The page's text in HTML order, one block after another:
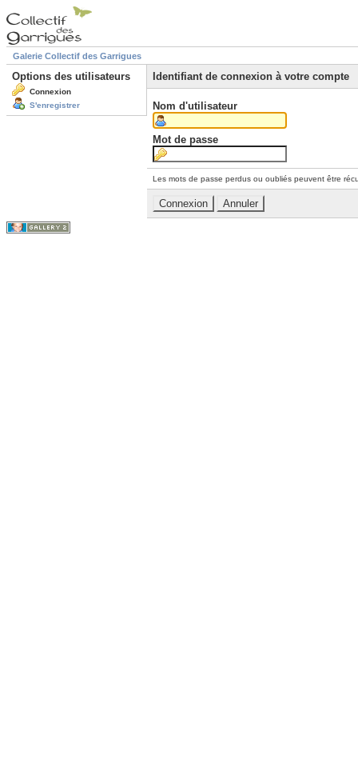
Galerie Collectif des Garrigues
Options des utilisateurs
Connexion
S'enregistrer
Identifiant de connexion à votre compte
Nom d'utilisateur
Mot de passe
Les mots de passe perdus ou oubliés peuvent être